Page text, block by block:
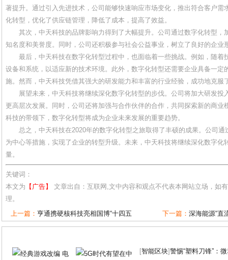
著提升。通过引入先进技术，公司能够快速响应市场变化，推出符合客户需
化转型，优化了供应链管理，降低了成本，提高了效益。
其次，中天科技的品牌影响力得到了大幅提升。公司通过数字化转型，
知名度和美誉度。同时，公司还积极参与社会公益事业，树立了良好的企业
最后，中天科技在数字化转型过程中，也面临着一些挑战。例如，随着
设备和系统，以适应新的技术环境。此外，数字化转型还需要企业具备一定
施。然而，中天科技凭借其强大的研发能力和丰富的行业经验，成功地克服
展望未来，中天科技将继续深化数字化转型的步伐。公司将加大研发投
更高层次发展。同时，公司还将加强与合作伙伴的合作，共同探索新的商业
科技的带领下，数字化转型将成为企业未来发展的重要趋势。
总之，中天科技在2020年的数字化转型之旅取得了丰硕的成果。公司
为中心等措施，实现了企业的转型升级。未来，中天科技将继续深化数字化
量。
关键词：
本文为 【广告】
文章出自：互联网,文中内容和观点不代表本网站立场，如
理。
上一篇： 亨通携硬核科技亮相国博“十四五 下一篇： 深海能源“
[智能区块]警惕“塑料刀锋”：